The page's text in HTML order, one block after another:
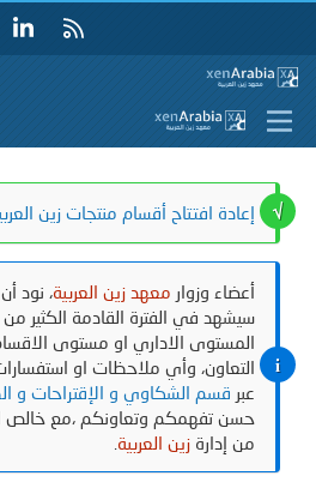
إعادة افتتاح أقسام منتجات زين
أعضاء وزوار معهد زين العربية، نود
سيشهد في الفترة القادمة الكثير
المستوى الاداري او مستوى
التعاون، وأي ملاحظات او
عبر قسم الشكاوي و الإقتراحات و
حسن تفهمكم وتعاونكم ،مع خالص
من إدارةزين العربية